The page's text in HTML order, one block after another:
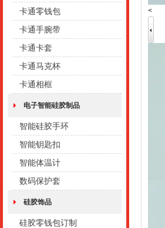
卡通零钱包
卡通手腕带
卡通卡套
卡通马克杯
卡通相框
电子智能硅胶制品
智能硅胶手环
智能钥匙扣
智能体温计
数码保护套
硅胶饰品
硅胶零钱包订制
<